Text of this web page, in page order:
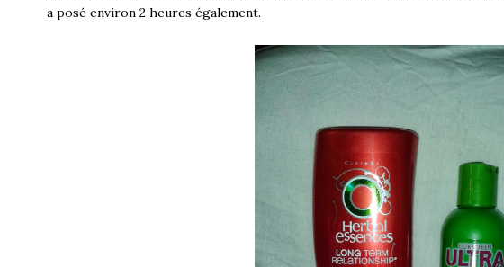
a posé environ 2 heures également.